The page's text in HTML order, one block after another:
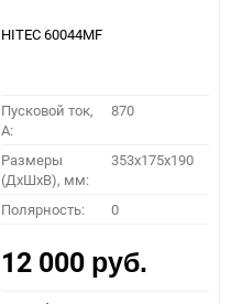
HITEC 60044MF
Пусковой ток,
A:
870
Размеры
(ДхШхВ), мм:
353x175x190
Полярность: 0
12 000 руб.